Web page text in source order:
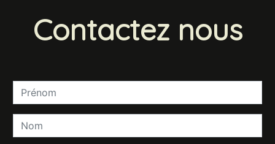
Contactez nous